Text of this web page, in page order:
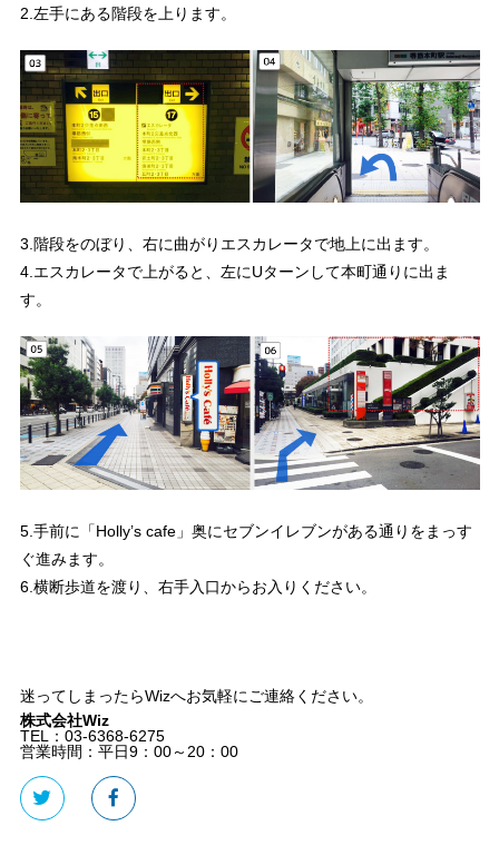
2.左手にある階段を上ります。
3.階段をのぼり、右に曲がりエスカレータで地上に出ます。
4.エスカレータで上がると、左にUターンして本町通りに出ま
す。
5.手前に「Holly’s cafe」奥にセブンイレブンがある通りをまっす
ぐ進みます。
6.横断歩道を渡り、右手入口からお入りください。
迷ってしまったらWizへお気軽にご連絡ください。
株式会社Wiz
TEL：03-6368-6275
営業時間：平日9：00～20：00